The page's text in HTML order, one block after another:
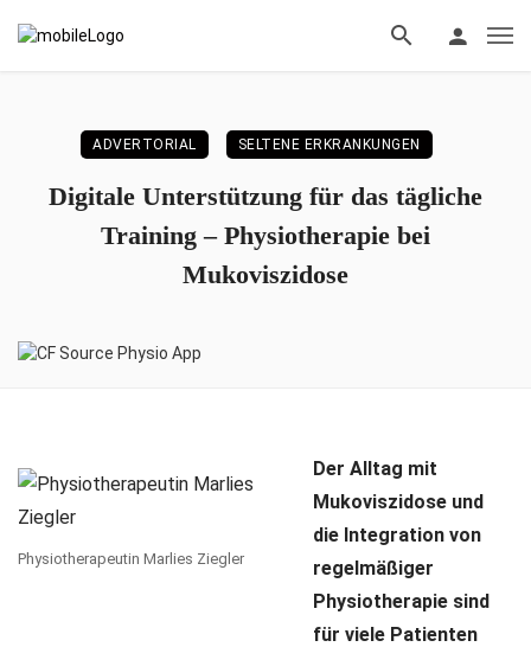
ADVERTORIAL SELTENE ERKRANKUNGEN
Digitale Unterstützung für das tägliche
Training – Physiotherapie bei
Mukoviszidose
Physiotherapeutin Marlies Ziegler
Der Alltag mit
Mukoviszidose und
die Integration von
regelmäßiger
Physiotherapie sind
für viele Patienten